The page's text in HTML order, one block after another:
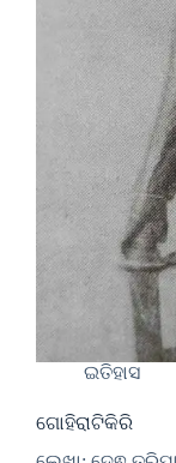
ଇତିହାସ
ଗୋହିରାଟିକିରି